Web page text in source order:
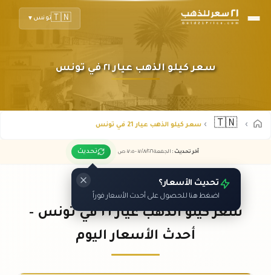
🇹🇳تونس ▼
سعر كيلو الذهب عيار ٢١ في تونس
🇹🇳 سعر كيلو الذهب عيار 21 في تونس
آخر تحديث : الجمعة ٠٧ /٠٨/٢٠٢٦ - ٠٧:٠٥ ص تحديث
تحديث الأسعار؟
اضغط هنا للحصول على أحدث الأسعار فوراً
سعر كيلو الذهب عيار ٢١ في تونس -
أحدث الأسعار اليوم